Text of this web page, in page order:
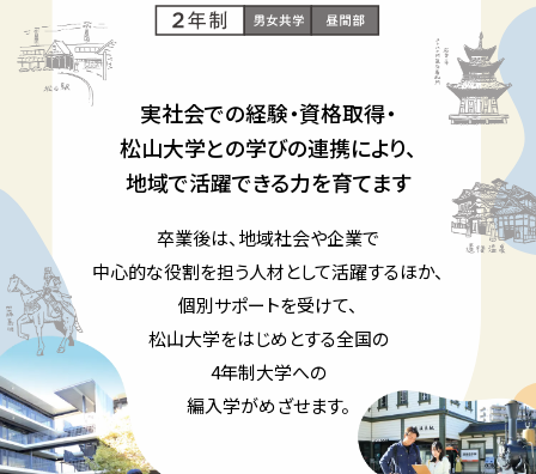
実社会での経験・資格取得・
松山大学との学びの連携により、
地域で活躍できる力を育てます
卒業後は、地域社会や企業で
中心的な役割を担う人材として活躍するほか、
個別サポートを受けて、
松山大学をはじめとする全国の
4年制大学への
編入学がめざせます。